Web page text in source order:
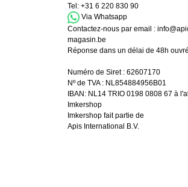
Tel: +31 6 220 830 90
Via Whatsapp
Contactez-nous par email :
magasin.be
Réponse dans un délai de 48h
Numéro de Siret : 62607170
Nº de TVA : NL854884956B01
IBAN: NL14 TRIO 0198 0808 67 à
Imkershop
Imkershop fait partie de
Apis International B.V.